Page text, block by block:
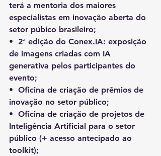
terá a mentoria dos maiores
especialistas em inovação aberta do
setor púbico brasileiro;
•⁠  ⁠2ª edição do Conex.IA: exposição
de imagens criadas com IA
generativa pelos participantes do
evento;
•⁠  ⁠Oficina de criação de prêmios de
inovação no setor público;
•⁠  ⁠Oficina de criação de projetos de
Inteligência Artificial para o setor
público (+ acesso antecipado ao
toolkit);